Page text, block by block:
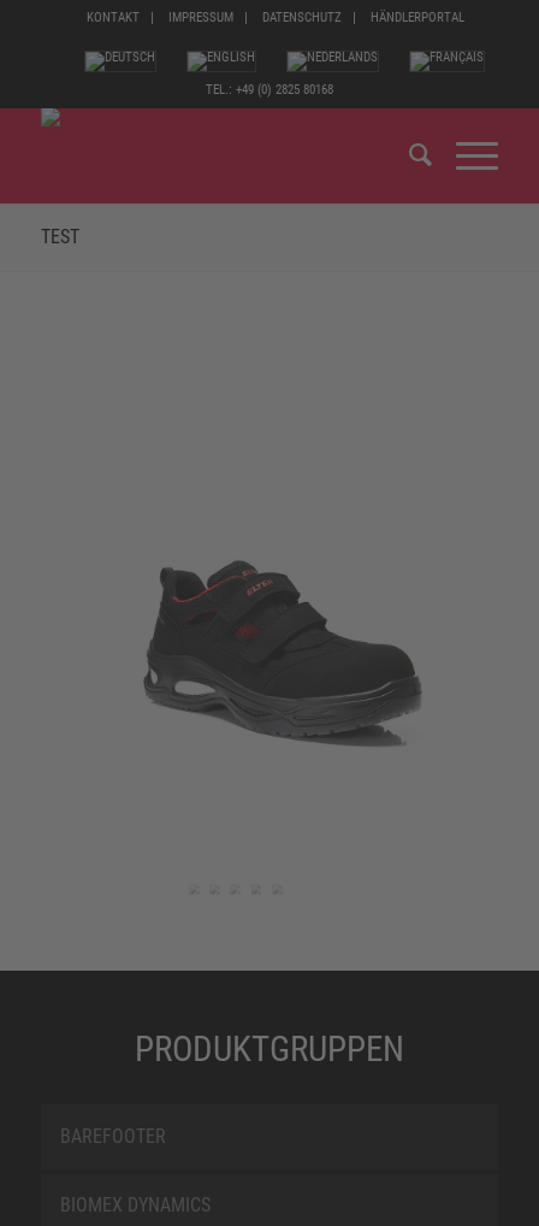
KONTAKT IMPRESSUM DATENSCHUTZ HÄNDLERPORTAL
TEL.: +49 (0) 2825 80168
TEST
PRODUKTGRUPPEN
BAREFOOTER
BIOMEX DYNAMICS